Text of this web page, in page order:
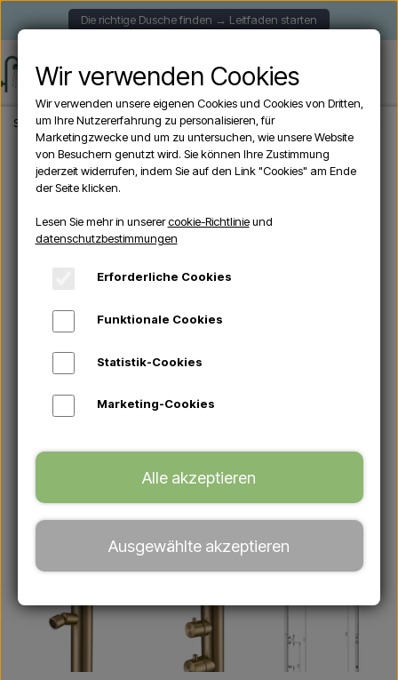
Die richtige Dusche finden → Leitfaden starten
Startseite Aussendusche Freistehende Duschen Sined QUARTU ORO -
Wir verwenden Cookies
Wir verwenden unsere eigenen Cookies und Cookies von Dritten,
um Ihre Nutzererfahrung zu personalisieren, für
Marketingzwecke und um zu untersuchen, wie unsere Website
von Besuchern genutzt wird. Sie können Ihre Zustimmung
jederzeit widerrufen, indem Sie auf den Link "Cookies" am Ende
der Seite klicken.
Lesen Sie mehr in unserercookie-Richtlinieund
datenschutzbestimmungen
Erforderliche Cookies
Funktionale Cookies
Statistik-Cookies
Marketing-Cookies
Alle akzeptieren
Ausgewählte akzeptieren